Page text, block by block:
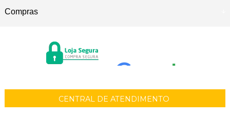
Compras
CENTRAL DE ATENDIMENTO